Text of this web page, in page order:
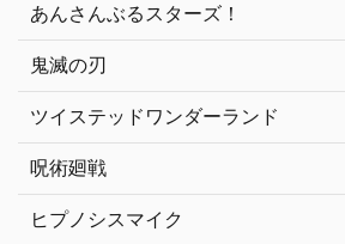
あんさんぶるスターズ！
鬼滅の刃
ツイステッドワンダーランド
呪術廻戦
ヒプノシスマイク